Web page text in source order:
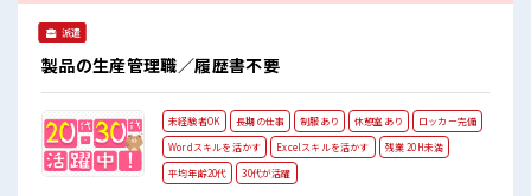
派遣
製品の生産管理職／履歴書不要
未経験者OK 長期の仕事 制服あり 休憩室あり
ロッカー完備
Wordスキルを活かす
Excelスキルを活かす
残業 20H未満
平均年齢20代
30代が活躍